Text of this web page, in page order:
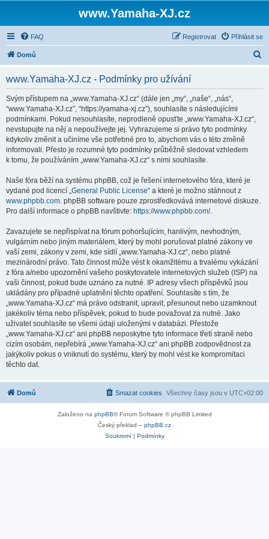
www.Yamaha-XJ.cz
FAQ Přihlásit se
Registrovat
Domů
www.Yamaha-XJ.cz - Podmínky pro užívání
Svým přístupem na „www.Yamaha-XJ.cz“ (dále jen „my“, „naše“, „nás“,
“www.Yamaha-XJ.cz”, “https://yamaha-xj.cz”), souhlasíte s následujícími
podmínkami. Pokud nesouhlasíte, neprodleně opusťte „www.Yamaha-XJ.cz“,
nevstupujte na něj a nepoužívejte jej. Vyhrazujeme si právo tyto podmínky
kdykoliv změnit a učiníme vše potřebné pro to, abychom vás o této změně
informovali. Přesto je rozumné tyto podmínky průběžně sledovat vzhledem
k tomu, že používáním „www.Yamaha-XJ.cz“ s nimi souhlasíte.
Naše fóra běží na systému phpBB, což je řešení internetového fóra, které je
vydané pod licencí „General Public License“ a které je možno stáhnout z
www.phpbb.com. phpBB software pouze zprostředkovává internetové diskuze.
Pro další informace o phpBB navštivte: https://www.phpbb.com/.
Zavazujete se nepřispívat na fórum pohoršujícím, hanlivým, nevhodným,
vulgárním nebo jiným materiálem, který by mohl porušovat platné zákony ve
vaší zemi, zákony v zemi, kde sídlí „www.Yamaha-XJ.cz“, nebo platné
mezinárodní právo. Tato činnost může vést k okamžitému a trvalému vykázání
z fóra a/nebo upozornění vašeho poskytovatele internetových služeb (ISP) na
vaši činnost, pokud bude uznáno za nutné. IP adresy všech příspěvků jsou
ukládány pro případné uplatnění těchto opatření. Souhlasíte s tím, že
„www.Yamaha-XJ.cz“ má právo odstranit, upravit, přesunout nebo uzamknout
jakékoliv téma nebo příspěvek, pokud to bude považovat za nutné. Jako
uživatel souhlasíte se všemi údaji uloženými v databázi. Přestože
„www.Yamaha-XJ.cz“ ani phpBB neposkytne tyto informace třetí straně nebo
cizím osobám, nepřebírá „www.Yamaha-XJ.cz“ ani phpBB zodpovědnost za
jakýkoliv pokus o vniknutí do systému, který by mohl vést ke kompromitaci
těchto dat.
Domů Všechny časy jsou v UTC+02:00
Smazat cookies
Založeno na phpBB® Forum Software © phpBB Limited
Český překlad – phpBB.cz
Soukromí| Podmínky